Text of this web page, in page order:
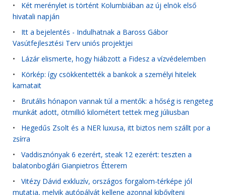
• Két merénylet is történt Kolumbiában az új elnök első
hivatali napján
• Itt a bejelentés - Indulhatnak a Baross Gábor
Vasútfejlesztési Terv uniós projektjei
• Lázár elismerte, hogy hiábzott a Fidesz a vízvédelemben
• Körkép: így csökkentették a bankok a személyi hitelek
kamatait
• Brutális hónapon vannak túl a mentők: a hőség is rengeteg
munkát adott, ötmillió kilométert tettek meg júliusban
• Hegedűs Zsolt és a NER luxusa, itt biztos nem szállt por a
zsírra
• Vaddisznónyak 6 ezerért, steak 12 ezerért: teszten a
balatonboglári Gianpietros Étterem
• Vitézy Dávid exkluzív, országos forgalom-térképe jól
mutatja, melyik autópályát kellene azonnal kibővíteni